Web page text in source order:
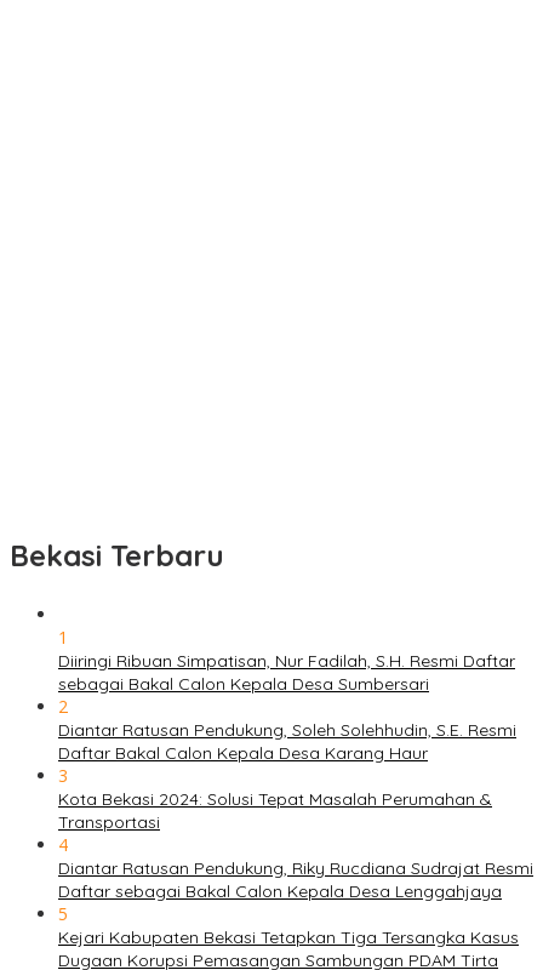
Bekasi Terbaru
1
Diiringi Ribuan Simpatisan, Nur Fadilah, S.H. Resmi Daftar
sebagai Bakal Calon Kepala Desa Sumbersari
2
Diantar Ratusan Pendukung, Soleh Solehhudin, S.E. Resmi
Daftar Bakal Calon Kepala Desa Karang Haur
3
Kota Bekasi 2024: Solusi Tepat Masalah Perumahan &
Transportasi
4
Diantar Ratusan Pendukung, Riky Rucdiana Sudrajat Resmi
Daftar sebagai Bakal Calon Kepala Desa Lenggahjaya
5
Kejari Kabupaten Bekasi Tetapkan Tiga Tersangka Kasus
Dugaan Korupsi Pemasangan Sambungan PDAM Tirta